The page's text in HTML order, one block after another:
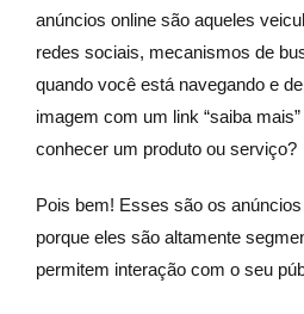
anúncios online são aqueles
redes sociais, mecanismos de
quando você está navegando e
imagem com um link “saiba
conhecer um produto ou serviço?
Pois bem! Esses são os
porque eles são altamente
permitem interação com o seu